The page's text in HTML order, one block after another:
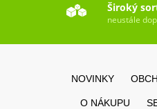
Široký
neustále
NOVINKY
O NÁKUPU